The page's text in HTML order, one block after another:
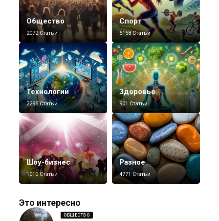
Общество
2072 Статьи
Спорт
5158 Статьи
Технологии
2295 Статьи
Здоровье
901 Статьи
Шоу-бизнес
1010 Статьи
Разное
4771 Статьи
Это интересно
ОБЩЕСТВО